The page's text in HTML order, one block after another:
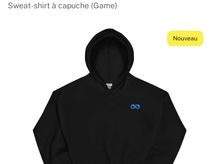
Sweat-shirt à capuche (Game)
Nouveau